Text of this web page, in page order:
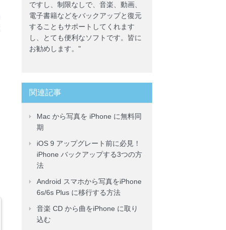
ですし、制限なしで、音楽、動画、
電子書籍などをバックアップと復元
することもサポートしてくれます
し、とても便利なソフトです。皆に
お勧めします。"
関連記事
Mac から写真を iPhone に無料同
期
iOS 9 アップグレート前に必見！
iPhone バックアップする3つの方
法
Android スマホから写真をiPhone
6s/6s Plus に移行する方法
音楽 CD から曲をiPhone に取り
込む